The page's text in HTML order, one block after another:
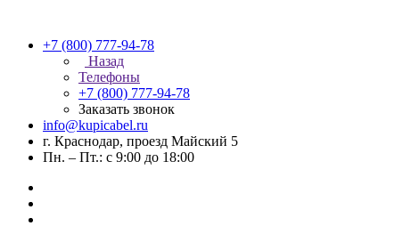
+7 (800) 777-94-78
Назад
Телефоны
+7 (800) 777-94-78
Заказать звонок
info@kupicabel.ru
г. Краснодар, проезд Майский 5
Пн. – Пт.: с 9:00 до 18:00